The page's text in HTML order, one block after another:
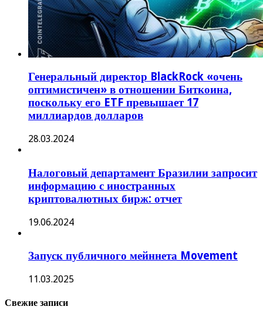
Генеральный директор BlackRock «очень
оптимистичен» в отношении Биткоина,
поскольку его ETF превышает 17
миллиардов долларов
28.03.2024
Налоговый департамент Бразилии запросит
информацию с иностранных
криптовалютных бирж: отчет
19.06.2024
Запуск публичного мейннета Movement
11.03.2025
Свежие записи